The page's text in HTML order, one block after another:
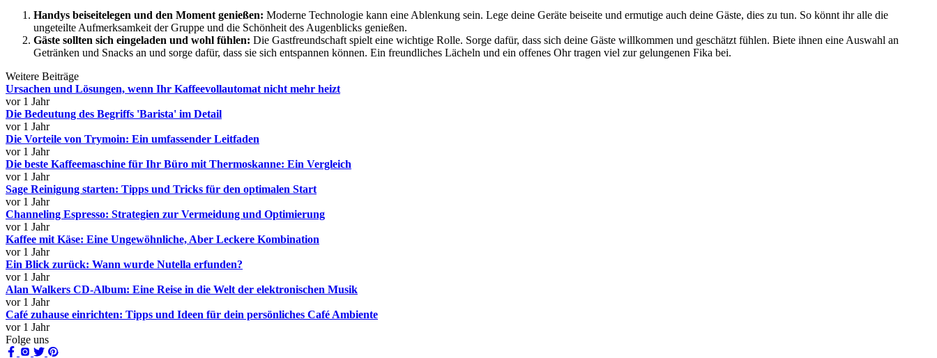
Handys beiseitelegen und den Moment genießen: Moderne Technologie kann eine Ablenkung sein. Lege deine Geräte beiseite und ermutige auch deine Gäste, dies zu tun. So könnt ihr alle die
ungeteilte Aufmerksamkeit der Gruppe und die Schönheit des Augenblicks genießen.
Gäste sollten sich eingeladen und wohl fühlen: Die Gastfreundschaft spielt eine wichtige Rolle. Sorge dafür, dass sich deine Gäste willkommen und geschätzt fühlen. Biete ihnen eine Auswahl an
Getränken und Snacks an und sorge dafür, dass sie sich entspannen können. Ein freundliches Lächeln und ein offenes Ohr tragen viel zur gelungenen Fika bei.
Weitere Beiträge
Ursachen und Lösungen, wenn Ihr Kaffeevollautomat nicht mehr heizt
vor 1 Jahr
Die Bedeutung des Begriffs 'Barista' im Detail
vor 1 Jahr
Die Vorteile von Trymoin: Ein umfassender Leitfaden
vor 1 Jahr
Die beste Kaffeemaschine für Ihr Büro mit Thermoskanne: Ein Vergleich
vor 1 Jahr
Sage Reinigung starten: Tipps und Tricks für den optimalen Start
vor 1 Jahr
Channeling Espresso: Strategien zur Vermeidung und Optimierung
vor 1 Jahr
Kaffee mit Käse: Eine Ungewöhnliche, Aber Leckere Kombination
vor 1 Jahr
Ein Blick zurück: Wann wurde Nutella erfunden?
vor 1 Jahr
Alan Walkers CD-Album: Eine Reise in die Welt der elektronischen Musik
vor 1 Jahr
Café zuhause einrichten: Tipps und Ideen für dein persönliches Café Ambiente
vor 1 Jahr
Folge uns